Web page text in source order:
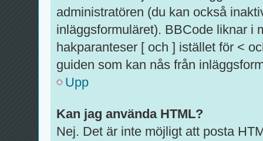
administratören (du kan också
inläggsformuläret). BBCode liknar i
hakparanteser [ och ] istället för <
guiden som kan nås från
Upp
Kan jag använda HTML?
Nej. Det är inte möjligt att posta